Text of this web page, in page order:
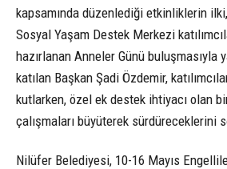
kapsamında düzenlediği etkinliklerin
Sosyal Yaşam Destek Merkezi
hazırlanan Anneler Günü buluşmasıyla
katılan Başkan Şadi Özdemir,
kutlarken, özel ek destek ihtiyacı olan
çalışmaları büyüterek sürdüreceklerini
Nilüfer Belediyesi, 10-16 Mayıs